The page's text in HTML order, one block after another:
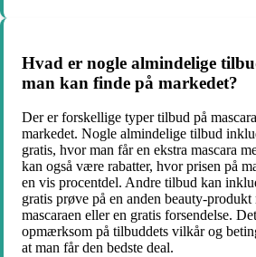
Hvad er nogle almindelige
man kan finde på markedet?
Der er forskellige typer tilbud på
markedet. Nogle almindelige tilbud
gratis, hvor man får en ekstra mascara
kan også være rabatter, hvor prisen på
en vis procentdel. Andre tilbud kan
gratis prøve på en anden beauty-
mascaraen eller en gratis forsendelse.
opmærksom på tilbuddets vilkår og
at man får den bedste deal.